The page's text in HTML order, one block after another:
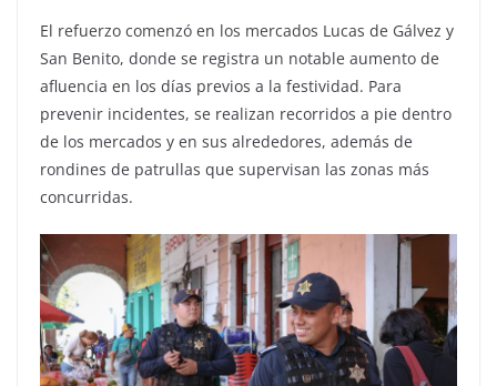
El refuerzo comenzó en los mercados Lucas de Gálvez y
San Benito, donde se registra un notable aumento de
afluencia en los días previos a la festividad. Para
prevenir incidentes, se realizan recorridos a pie dentro
de los mercados y en sus alrededores, además de
rondines de patrullas que supervisan las zonas más
concurridas.